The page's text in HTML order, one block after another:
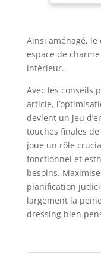
de lit, les
S'ADAPTE A
moderne,
touche
choisissez
murale de
de salle
salon ou
Ainsi aménagé,
espace de
intérieur.
Avec les conseils
article,
devient un jeu
touches finales
joue un rôle
fonctionnel et
besoins.
planification
largement la
dressing bien